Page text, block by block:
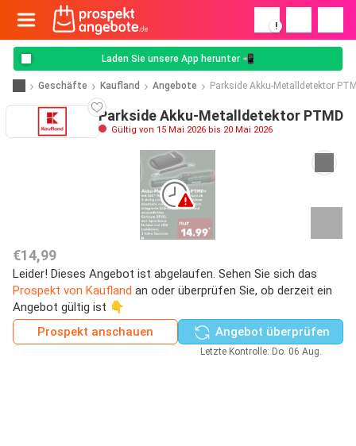
!
Laden Sie unsere App herunter 📲
Geschäfte Kaufland Angebote Parkside Akku-Metalldetektor
Parkside Akku-Metalldetektor PTMD
Gültig von 15 Mai 2026 bis 20 Mai 2026
€14,99
Leider! Dieses Angebot ist abgelaufen. Sehen Sie sich das
Prospekt von Kaufland an oder überprüfen Sie, ob derzeit ein
Angebot gültig ist 👇
Prospekt anschauen
Angebot überprüfen
Letzte Kontrolle: Do. 06 Aug.